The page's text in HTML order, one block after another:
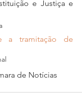
e Justiça e
a tramitação de
de Notícias